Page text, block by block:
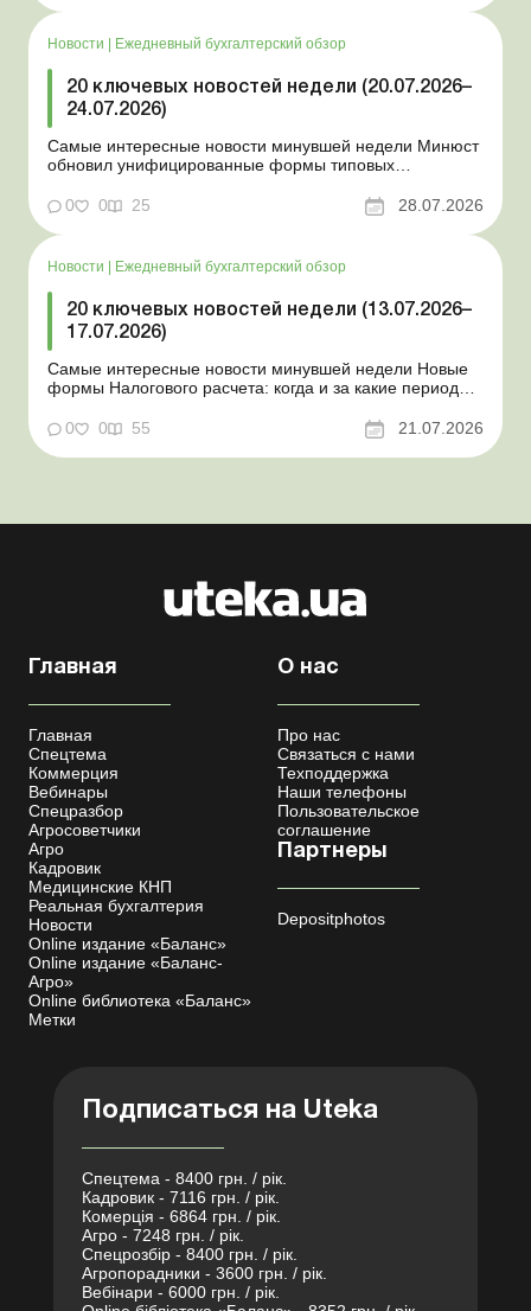
Новости | Ежедневный бухгалтерский обзор
20 ключевых новостей недели (20.07.2026–
24.07.2026)
Самые интересные новости минувшей недели Минюст
обновил унифицированные формы типовых
новость о создании координационного центра по
статус «в розыске»: что нужно знать работодателям
Закон о ВПЛ: ка...
0 0 25 28.07.2026
Новости Ежедневный бухгалтерский обзор
20 ключевых новостей недели (13.07.2026–
17.07.2026)
Самые интересные новости минувшей недели Новые
формы Налогового расчета: когда и за какие периоды
переоформления отсрочки от призыва во время
Координационный центр по организации
0 0 55 21.07.2026
Главная
Главная
Спецтема
Коммерция
Вебинары
Спецразбор
Агросоветчики
Агро
Кадровик
Медицинские КНП
Реальная бухгалтерия
Новости
Online издание «Баланс»
Online издание «Баланс-
Агро»
Online библиотека «Баланс»
Метки
О нас
Про нас
Связаться с нами
Техподдержка
Наши телефоны
Пользовательское
соглашение
Партнеры
Depositphotos
Подписаться на Uteka
Спецтема - 8400 грн. / рік.
Кадровик - 7116 грн. / рік.
Комерція - 6864 грн. / рік.
Агро - 7248 грн. / рік.
Спецрозбір - 8400 грн. / рік.
Агропорадники - 3600 грн. / рік.
Вебінари - 6000 грн. / рік.